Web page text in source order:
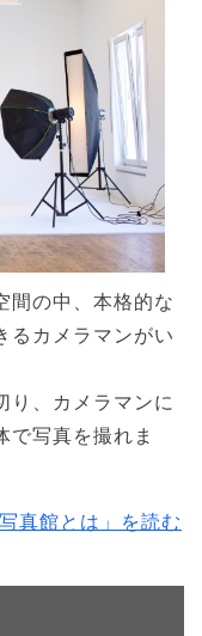
間の中、本格的な
るカメラマンがい
り、カメラマンに
で写真を撮れま
写真館とは」を読む